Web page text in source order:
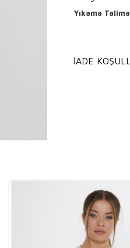
Yıkama
Ürünün
aylarında ince
akşamlarında
ofiste şık bir
Neden
İADE